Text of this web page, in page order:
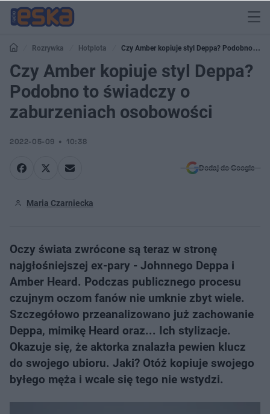
Rozrywka Hotplota
Czy Amber kopiuje styl Deppa? Podobno to
świadczy o zaburzeniach osobowości
Czy Amber kopiuje styl Deppa?
Podobno to świadczy o
zaburzeniach osobowości
2022-05-09 10:38
Dodaj do Google
Maria Czarniecka
Oczy świata zwrócone są teraz w stronę
najgłośniejszej ex-pary - Johnnego Deppa i
Amber Heard. Podczas publicznego procesu
czujnym oczom fanów nie umknie zbyt wiele.
Szczegółowo przeanalizowano już zachowanie
Deppa, mimikę Heard oraz... Ich stylizacje.
Okazuje się, że aktorka znalazła pewien klucz
do swojego ubioru. Jaki? Otóż kopiuje swojego
byłego męża i wcale się tego nie wstydzi.